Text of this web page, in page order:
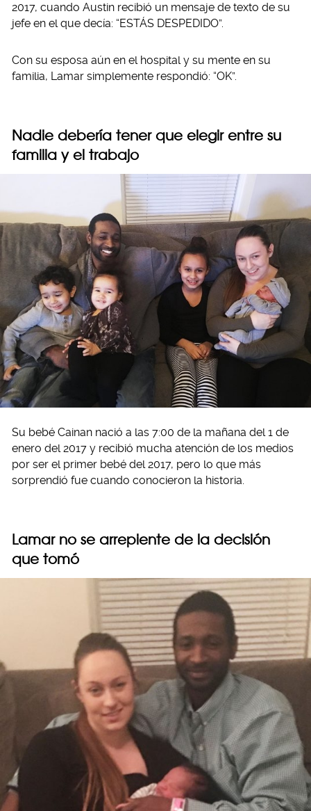
2017, cuando Austin recibió un mensaje de texto de su
jefe en el que decía: “ESTÁS DESPEDIDO”.
Con su esposa aún en el hospital y su mente en su
familia, Lamar simplemente respondió: “OK”.
Nadie debería tener que elegir entre su
familia y el trabajo
Su bebé Cainan nació a las 7:00 de la mañana del 1 de
enero del 2017 y recibió mucha atención de los medios
por ser el primer bebé del 2017, pero lo que más
sorprendió fue cuando conocieron la historia.
Lamar no se arrepiente de la decisión
que tomó